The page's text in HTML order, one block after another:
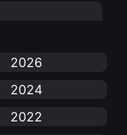
2026
2024
2022